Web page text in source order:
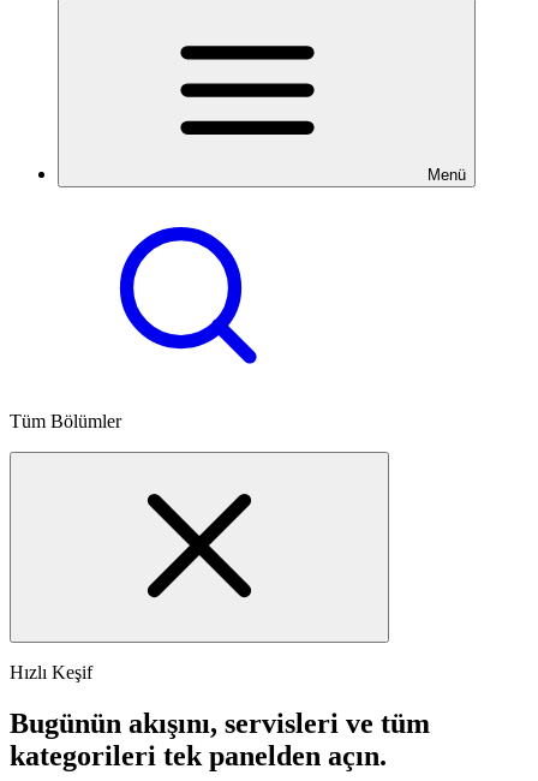
Menü
Tüm Bölümler
Hızlı Keşif
Bugünün akışını, servisleri ve tüm
kategorileri tek panelden açın.